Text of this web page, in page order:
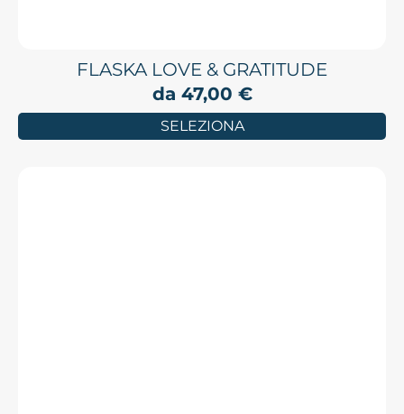
FLASKA LOVE & GRATITUDE
da 47,00 €
SELEZIONA